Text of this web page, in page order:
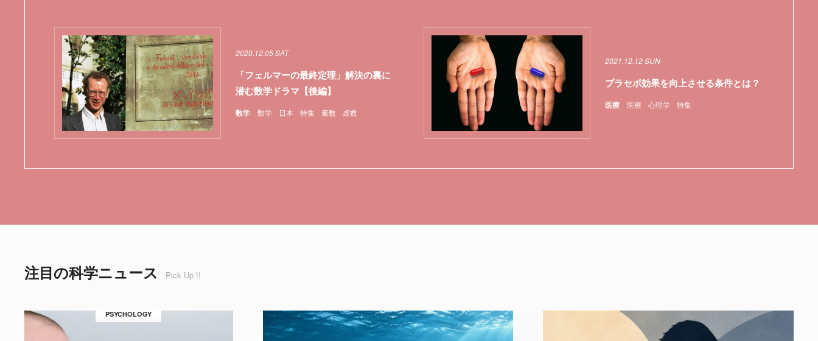
数学 数学 日本 特集 素数 虚数
2020.12.05 SAT
「フェルマーの最終定理」解決の裏に
潜む数学ドラマ【後編】
医療 医療 心理学 特集
2021.12.12 SUN
プラセボ効果を向上させる条件とは？
注目の科学ニュース Pick Up !!
PSYCHOLOGY